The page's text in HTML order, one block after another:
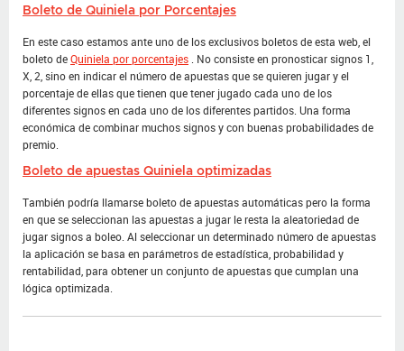
Boleto de Quiniela por Porcentajes
En este caso estamos ante uno de los exclusivos boletos de esta web, el
boleto de Quiniela por porcentajes . No consiste en pronosticar signos 1,
X, 2, sino en indicar el número de apuestas que se quieren jugar y el
porcentaje de ellas que tienen que tener jugado cada uno de los
diferentes signos en cada uno de los diferentes partidos. Una forma
económica de combinar muchos signos y con buenas probabilidades de
premio.
Boleto de apuestas Quiniela optimizadas
También podría llamarse boleto de apuestas automáticas pero la forma
en que se seleccionan las apuestas a jugar le resta la aleatoriedad de
jugar signos a boleo. Al seleccionar un determinado número de apuestas
la aplicación se basa en parámetros de estadística, probabilidad y
rentabilidad, para obtener un conjunto de apuestas que cumplan una
lógica optimizada.